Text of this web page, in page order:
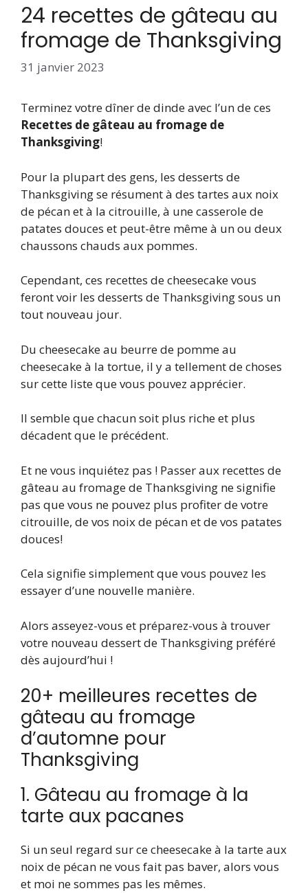
24 recettes de gâteau au
fromage de Thanksgiving
31 janvier 2023
Terminez votre dîner de dinde avec l’un de ces
Recettes de gâteau au fromage de
Thanksgiving!
Pour la plupart des gens, les desserts de
Thanksgiving se résument à des tartes aux noix
de pécan et à la citrouille, à une casserole de
patates douces et peut-être même à un ou deux
chaussons chauds aux pommes.
Cependant, ces recettes de cheesecake vous
feront voir les desserts de Thanksgiving sous un
tout nouveau jour.
Du cheesecake au beurre de pomme au
cheesecake à la tortue, il y a tellement de choses
sur cette liste que vous pouvez apprécier.
Il semble que chacun soit plus riche et plus
décadent que le précédent.
Et ne vous inquiétez pas ! Passer aux recettes de
gâteau au fromage de Thanksgiving ne signifie
pas que vous ne pouvez plus profiter de votre
citrouille, de vos noix de pécan et de vos patates
douces!
Cela signifie simplement que vous pouvez les
essayer d’une nouvelle manière.
Alors asseyez-vous et préparez-vous à trouver
votre nouveau dessert de Thanksgiving préféré
dès aujourd’hui !
20+ meilleures recettes de
gâteau au fromage
d’automne pour
Thanksgiving
1. Gâteau au fromage à la
tarte aux pacanes
Si un seul regard sur ce cheesecake à la tarte aux
noix de pécan ne vous fait pas baver, alors vous
et moi ne sommes pas les mêmes.